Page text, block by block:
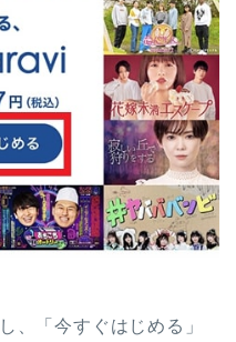
、「今すぐはじめる」